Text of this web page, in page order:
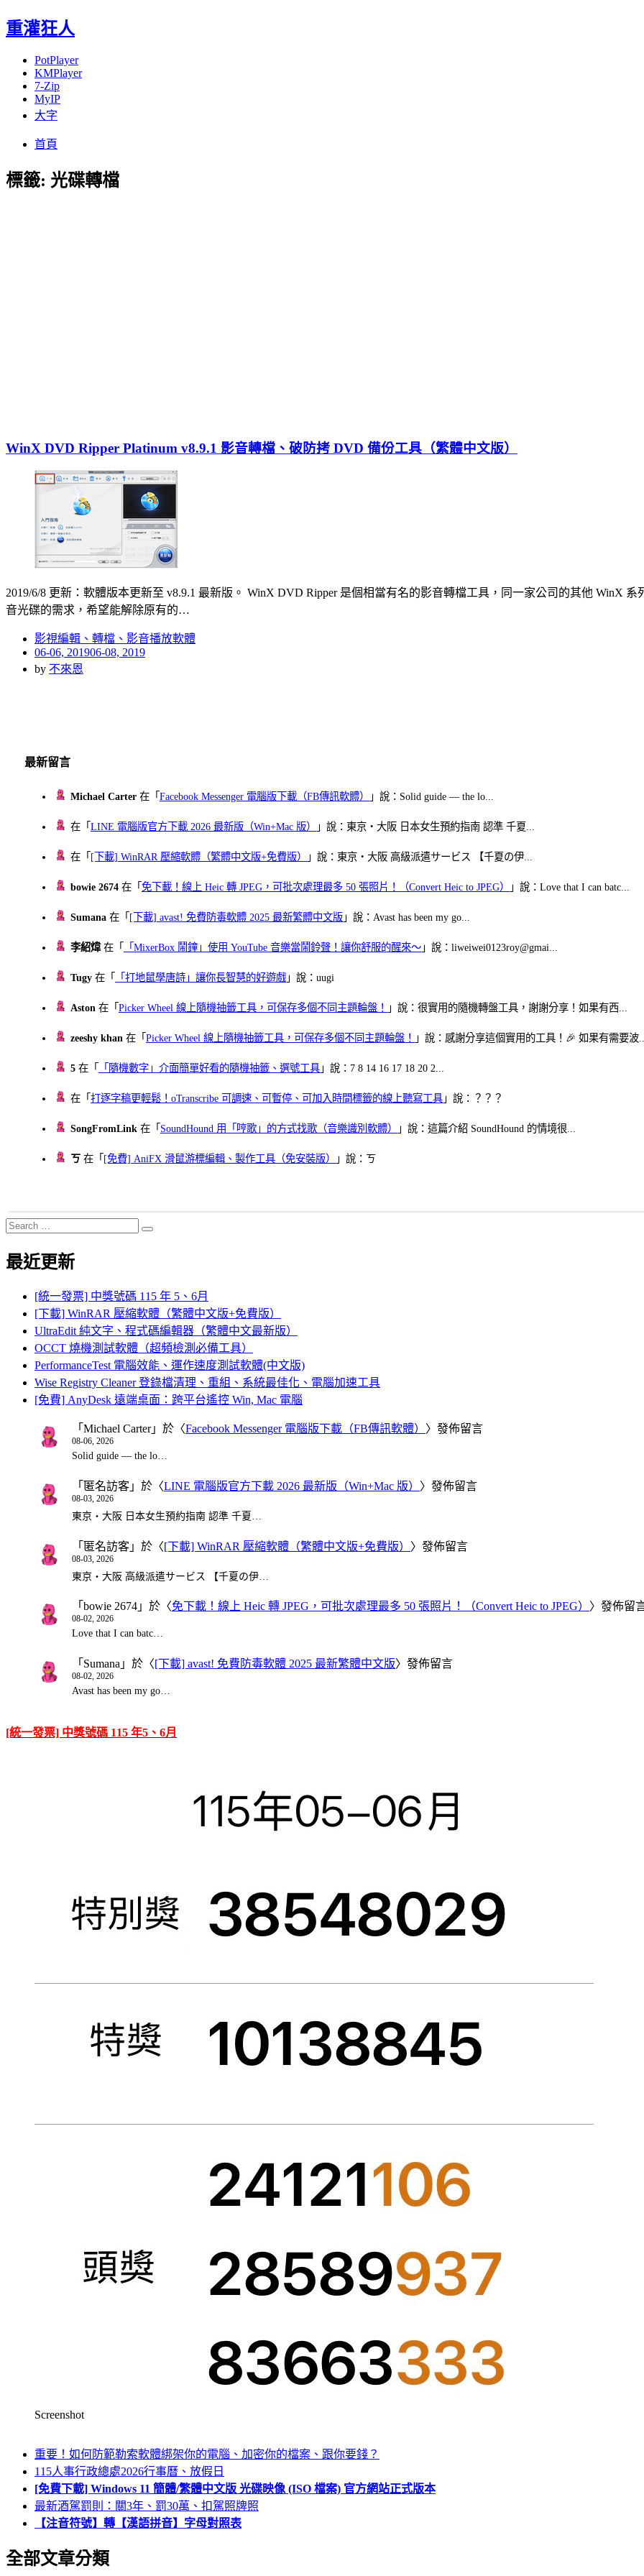
重灌狂人
PotPlayer
KMPlayer
7-Zip
MyIP
大字
首頁
標籤: 光碟轉檔
WinX DVD Ripper Platinum v8.9.1 影音轉檔、破防拷 DVD 備份工具（繁體中文版）
2019/6/8 更新：軟體版本更新至 v8.9.1 最新版。 WinX DVD Ripper 是個相當有名的影音轉檔工具，同一家公司的其他 WinX
音光碟的需求，希望能解除原有的…
影視編輯、轉檔、影音播放軟體
Posted
on
06-06, 201906-08, 2019
by 不來恩
最新留言
Michael Carter 在「Facebook Messenger 電腦版下載（FB傳訊軟體） 」說：Solid guide — the lo...
在「LINE 電腦版官方下載 2026 最新版（Win+Mac 版） 」說：東京・大阪 日本女生預約指南 認準 千夏...
在「 [下載] WinRAR 壓縮軟體（繁體中文版+免費版） 」說：東京・大阪 高級派遣サービス 【千夏の伊...
bowie 2674 在「免下載！線上 Heic 轉 JPEG，可批次處理最多 50 張照片！（Convert Heic to JPEG） 」說：Love that I can batc...
Sumana 在「 [下載] avast! 免費防毒軟體 2025 最新繁體中文版 」說：Avast has been my go...
李紹煒在「 「MixerBox 鬧鐘」使用 YouTube 音樂當鬧鈴聲！讓你舒服的醒來～ 」說：liweiwei0123roy@gmai...
Tugy 在「 「打地鼠學唐詩」讓你長智慧的好遊戲 」說：uugi
Aston 在「Picker Wheel 線上隨機抽籤工具，可保存多個不同主題輪盤！ 」說：很實用的隨機轉盤工具，謝謝分享！如果有西...
zeeshy khan 在「Picker Wheel 線上隨機抽籤工具，可保存多個不同主題輪盤！ 」說：感謝分享這個實用的工具！🎉 如果有需要波
5 在「 「隨機數字」介面簡單好看的隨機抽籤、選號工具 」說：7 8 14 16 17 18 20 2...
在「打逐字稿更輕鬆！oTranscribe 可調速、可暫停、可加入時間標籤的線上聽寫工具 」說：？？？
SongFromLink 在「 SoundHound 用「哼歌」的方式找歌（音樂識別軟體） 」說：這篇介紹 SoundHound 的情境很...
ㄎ 在「 [免費] AniFX 滑鼠游標編輯、製作工具（免安裝版） 」說：ㄎ
Search
for:
Search
最近更新
[統一發票] 中獎號碼 115 年 5、6月
[下載] WinRAR 壓縮軟體（繁體中文版+免費版）
UltraEdit 純文字、程式碼編輯器（繁體中文最新版）
OCCT 燒機測試軟體（超頻檢測必備工具）
PerformanceTest 電腦效能、運作速度測試軟體(中文版)
Wise Registry Cleaner 登錄檔清理、重組、系統最佳化、電腦加速工具
[免費] AnyDesk 遠端桌面：跨平台遙控 Win, Mac 電腦
「 Michael Carter」於〈Facebook Messenger 電腦版下載（FB傳訊軟體） 〉發佈留言
08-06, 2026
Solid guide — the lo…
「 匿名訪客 」於〈LINE 電腦版官方下載 2026 最新版（Win+Mac 版） 〉發佈留言
08-03, 2026
東京・大阪 日本女生預約指南 認準 千夏…
「 匿名訪客 」於〈[下載] WinRAR 壓縮軟體（繁體中文版+免費版） 〉發佈留言
08-03, 2026
東京・大阪 高級派遣サービス 【千夏の伊…
「 bowie 2674 」於〈免下載！線上 Heic 轉 JPEG，可批次處理最多 50 張照片！（Convert Heic to JPEG） 〉發佈留
08-02, 2026
Love that I can batc…
「 Sumana 」於〈[下載] avast! 免費防毒軟體 2025 最新繁體中文版〉發佈留言
08-02, 2026
Avast has been my go…
[統一發票] 中獎號碼 115 年5、6月
Screenshot
重要！如何防範勒索軟體綁架你的電腦、加密你的檔案、跟你要錢？
115人事行政總處2026行事曆、放假日
[免費下載] Windows 11 簡體/繁體中文版 光碟映像 (ISO 檔案) 官方網站正式版本
最新酒駕罰則：關3年、罰30萬、扣駕照牌照
【注音符號】轉【漢語拼音】字母對照表
全部文章分類